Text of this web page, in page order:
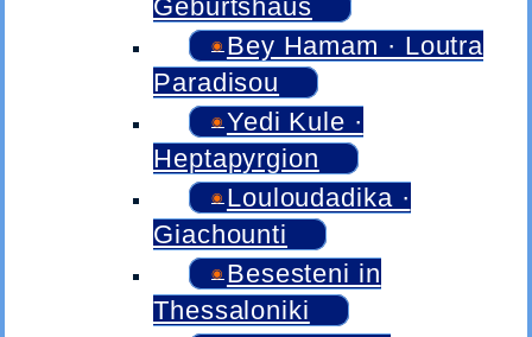
Geburtshaus
Bey Hamam · Loutra
Paradisou
Yedi Kule ·
Heptapyrgion
Louloudadika ·
Giachounti
Besesteni in
Thessaloniki